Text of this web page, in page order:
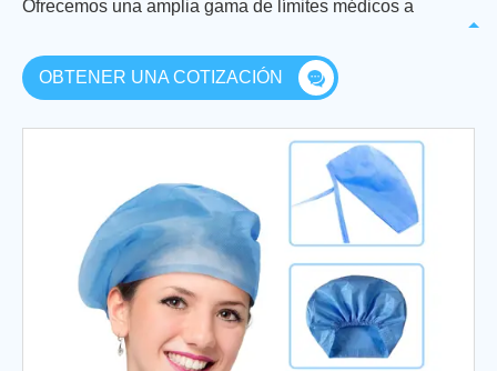
Ofrecemos una amplia gama de límites médicos a
cabezas de hombres y mujeres. Además de sus
características, su uso evita la caída de
microorganismos durante la operación. Nuestra gama
encuentra una amplia aplicación en diferentes
hospitales y reconocida por su naturaleza y calidad.
OBTENER UNA COTIZACIÓN